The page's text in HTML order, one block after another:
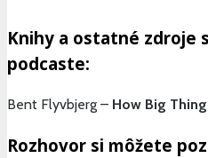
Knihy a ostatné zdroje
podcaste:
Bent Flyvbjerg – How Big
Rozhovor si môžete